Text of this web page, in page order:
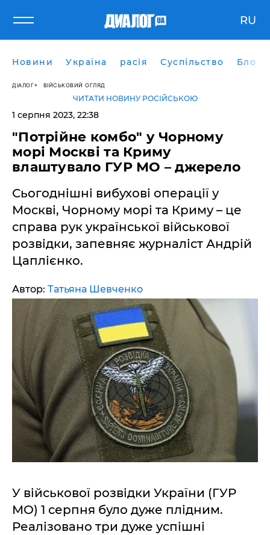
RU
Новини Україна расія Суспільство Блоги
ДІАЛОГ ВІЙСЬКОВИЙ ОГЛЯД
ЧИТАТИ НОВИНУ РОСІЙСЬКОЮ
1 серпня 2023, 22:38
"Потрійне комбо" у Чорному
морі Москві та Криму
влаштувало ГУР МО – джерело
Сьогоднішні вибухові операції у
Москві, Чорному морі та Криму – це
справа рук української військової
розвідки, запевняє журналіст Андрій
Цаплієнко.
Автор: Татьяна Шевченко
У військової розвідки України (ГУР
МО) 1 серпня було дуже плідним.
Реалізовано три дуже успішні